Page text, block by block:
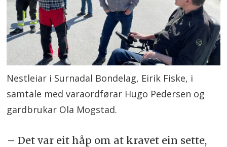
Nestleiar i Surnadal Bondelag, Eirik Fiske, i
samtale med varaordførar Hugo Pedersen og
gardbrukar Ola Mogstad.
– Det var eit håp om at kravet ein sette,